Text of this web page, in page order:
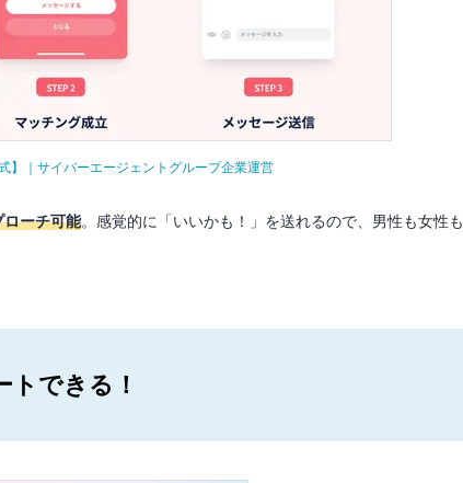
】｜サイバーエージェントグループ企業運営
ローチ可能。感覚的に「いいかも！」を送れるので、男性も女性も
できる！